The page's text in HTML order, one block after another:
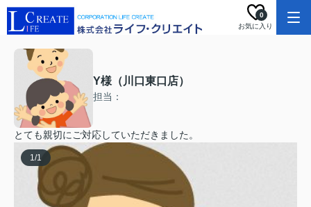
お気に入り
0
Y様（川口東口店）
担当：
とても親切にご対応していただきました。
1/1